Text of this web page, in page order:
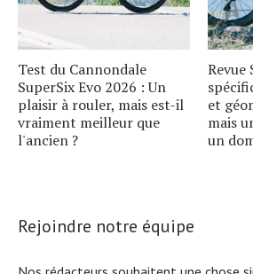
Test du Cannondale
SuperSix Evo 2026 : Un
plaisir à rouler, mais est-il
vraiment meilleur que
l'ancien ?
Revue
et
mais
un
Rejoindre notre équipe